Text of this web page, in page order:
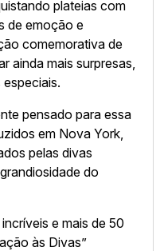
plateias com
de emoção e
comemorativa de
ainda mais surpresas,
pensado para essa
em Nova York,
pelas divas
do
e mais de 50
às Divas”